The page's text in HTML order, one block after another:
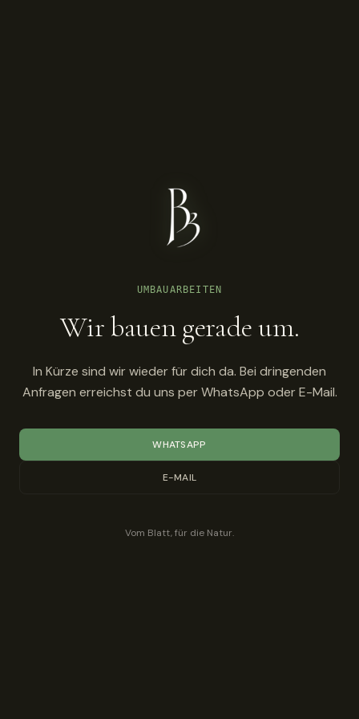
UMBAUARBEITEN
Wir bauen gerade um.
In Kürze sind wir wieder für dich da. Bei dringenden
Anfragen erreichst du uns per WhatsApp oder E-Mail.
WHATSAPP
E-MAIL
Vom Blatt, für die Natur.